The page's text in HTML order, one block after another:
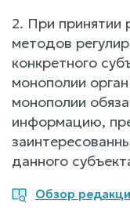
2. При принятии
методов
конкретного
монополии
монополии
информацию,
данного
Обзор